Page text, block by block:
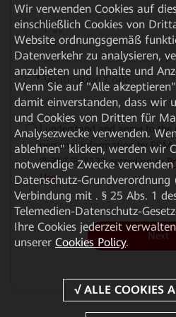
*手机
*Verification Code
√
I understand and agree to the
personal information by PRM-
产测试总代122 according to
Use.
Next
Wir verwenden Cookies auf
einschließlich Cookies von
Website ordnungsgemäß
Datenverkehr zu analysieren,
anzubieten und Inhalte und
Wenn Sie auf "Alle
damit einverstanden, dass wir
und Cookies von Dritten für
Analysezwecke verwenden.
ablehnen" klicken, werden wir
notwendige Zwecke
Datenschutz-Grundverordnung
Verbindung mit . § 25 Abs. 1
Telemedien-Datenschutz-
Ihre Cookies jederzeit
unserer Cookies Policy.